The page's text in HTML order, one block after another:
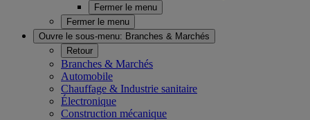
Fermer le menu
Fermer le menu
Ouvre le sous-menu: Branches & Marchés
Retour
Branches & Marchés
Automobile
Chauffage & Industrie sanitaire
Électronique
Construction mécanique